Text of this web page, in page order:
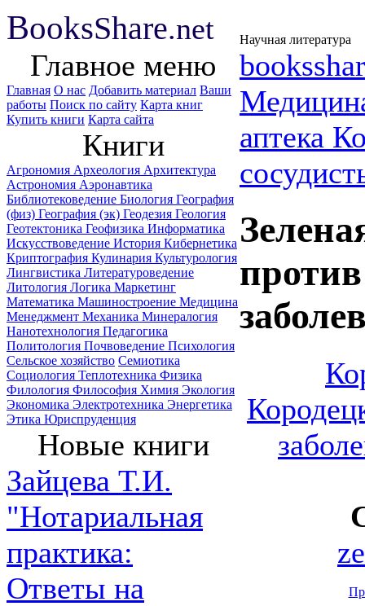
BooksShare.net Научная литература
Главное меню
Главная О нас Добавить материал Ваши
работы Поиск по сайту Карта книг
Купить книги Карта сайта
Книги
Агрономия Археология Архитектура
Астрономия Аэронавтика
Библиотековедение Биология География
(физ) География (эк) Геодезия Геология
Геотектоника Геофизика Информатика
Искусствоведение История Кибернетика
Криптография Кулинария Культурология
Лингвистика Литературоведение
Литология Логика Маркетинг
Математика Машиностроение Медицина
Менеджмент Механика Минералогия
Нанотехнология Педагогика
Политология Почвоведение Психология
Сельское хозяйство Семиотика
Социология Теплотехника Физика
Филология Философия Химия Экология
Экономика Электротехника Энергетика
Этика Юриспруденция
Новые книги
Зайцева Т.И.
"Нотариальная
практика:
Ответы на
аптека